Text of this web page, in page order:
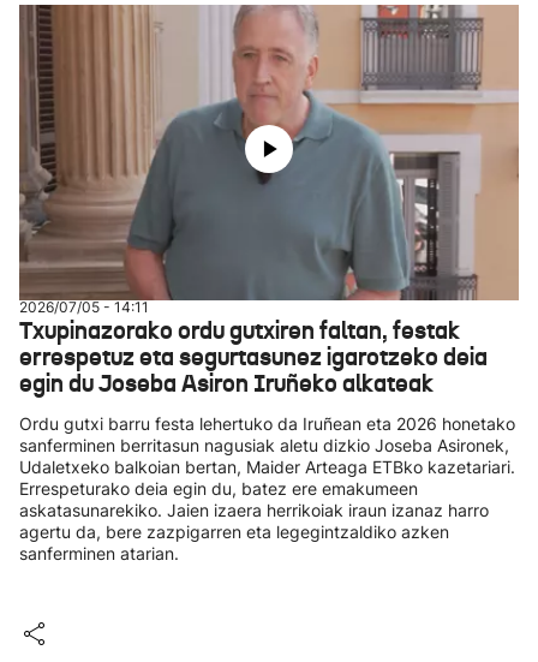
Ikusmiran
Eguraldia
2026/07/05 - 14:11
Txupinazorako ordu gutxiren faltan, festak
errespetuz eta segurtasunez igarotzeko deia
egin du Joseba Asiron Iruñeko alkateak
Ordu gutxi barru festa lehertuko da Iruñean eta 2026 honetako
sanferminen berritasun nagusiak aletu dizkio Joseba Asironek,
Udaletxeko balkoian bertan, Maider Arteaga ETBko kazetariari.
Errespeturako deia egin du, batez ere emakumeen
askatasunarekiko. Jaien izaera herrikoiak iraun izanaz harro
agertu da, bere zazpigarren eta legegintzaldiko azken
sanferminen atarian.